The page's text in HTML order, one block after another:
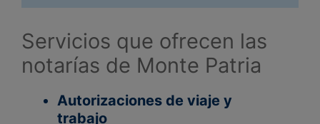
Servicios que ofrecen las
notarías de Monte Patria
Autorizaciones de viaje y
trabajo